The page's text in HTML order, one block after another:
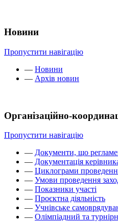
Новини
Пропустити навігацію
— Новини
— Архів новин
Організаційно-
Пропустити навігацію
— Документи, що
— Документація
— Циклограми
— Умови проведення
— Показники участі
— Проєктна діяльність
— Учнівське
— Олімпіадний та